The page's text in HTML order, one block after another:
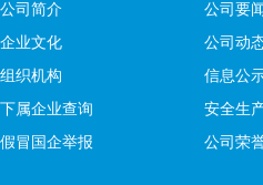
公司简介
企业文化
组织机构
下属企业查询
假冒国企举报
公司要闻
公司动
信息公
安全生
公司荣